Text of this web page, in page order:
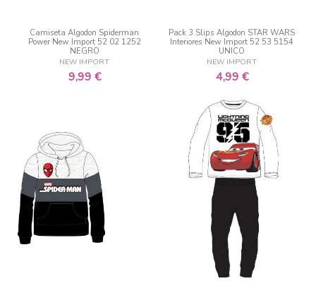
Camiseta Algodon Spiderman
Power New Import 52 02 1252
NEGRO
NEW IMPORT
9,99 €
Pack 3 Slips Algodon STAR WARS
Interiores New Import 52 53 5154
UNICO
NEW IMPORT
4,99 €